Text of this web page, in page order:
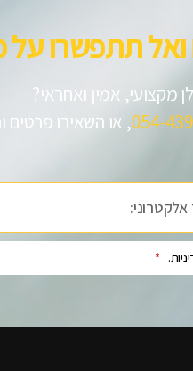
תתפשרו על
מקצועי, אמין ואחראי?
054-, או השאירו פרטים
*